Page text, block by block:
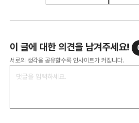
이 글에 대한 의견을 남겨주세요!
서로의 생각을 공유할수록 인사이트가 커집니다.